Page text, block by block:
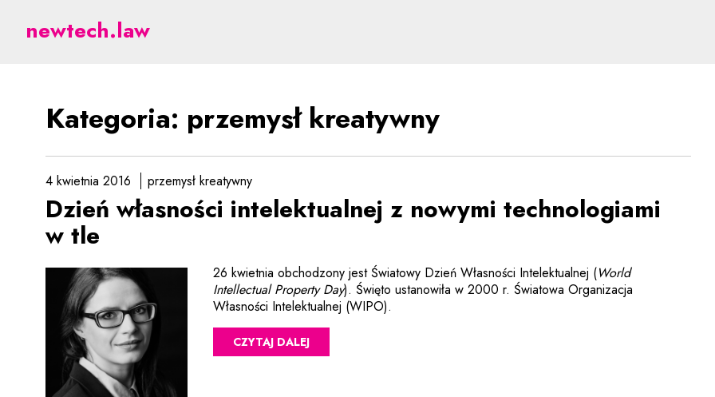
przemysł kreatywny - prawne aspekty nowych
newtech.law
Kategoria: przemysł kreatywny
4 kwietnia 2016 przemysł kreatywny
Dzień własności intelektualnej z nowymi technologiami
w tle
26 kwietnia obchodzony jest Światowy Dzień Własności Intelektualnej (World
Intellectual Property Day). Święto ustanowiła w 2000 r. Światowa Organizacja
Własności Intelektualnej (WIPO).
CZYTAJ DALEJ